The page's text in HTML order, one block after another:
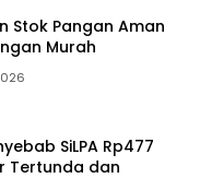
Stok Pangan Aman
Murah
SiLPA Rp477
Tertunda dan